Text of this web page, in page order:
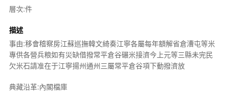
層次:件
描述
事由:移會稽察房江蘇巡撫韓文綺奏江寧各屬每年額解省倉漕屯等米
專供各營兵粮如有災缺借撥常平倉谷碾米接濟今上元等三縣未完民
欠米石請准在于江寧揚州通州三屬常平倉谷項下動撥濟放
典藏沿革:內閣檔庫